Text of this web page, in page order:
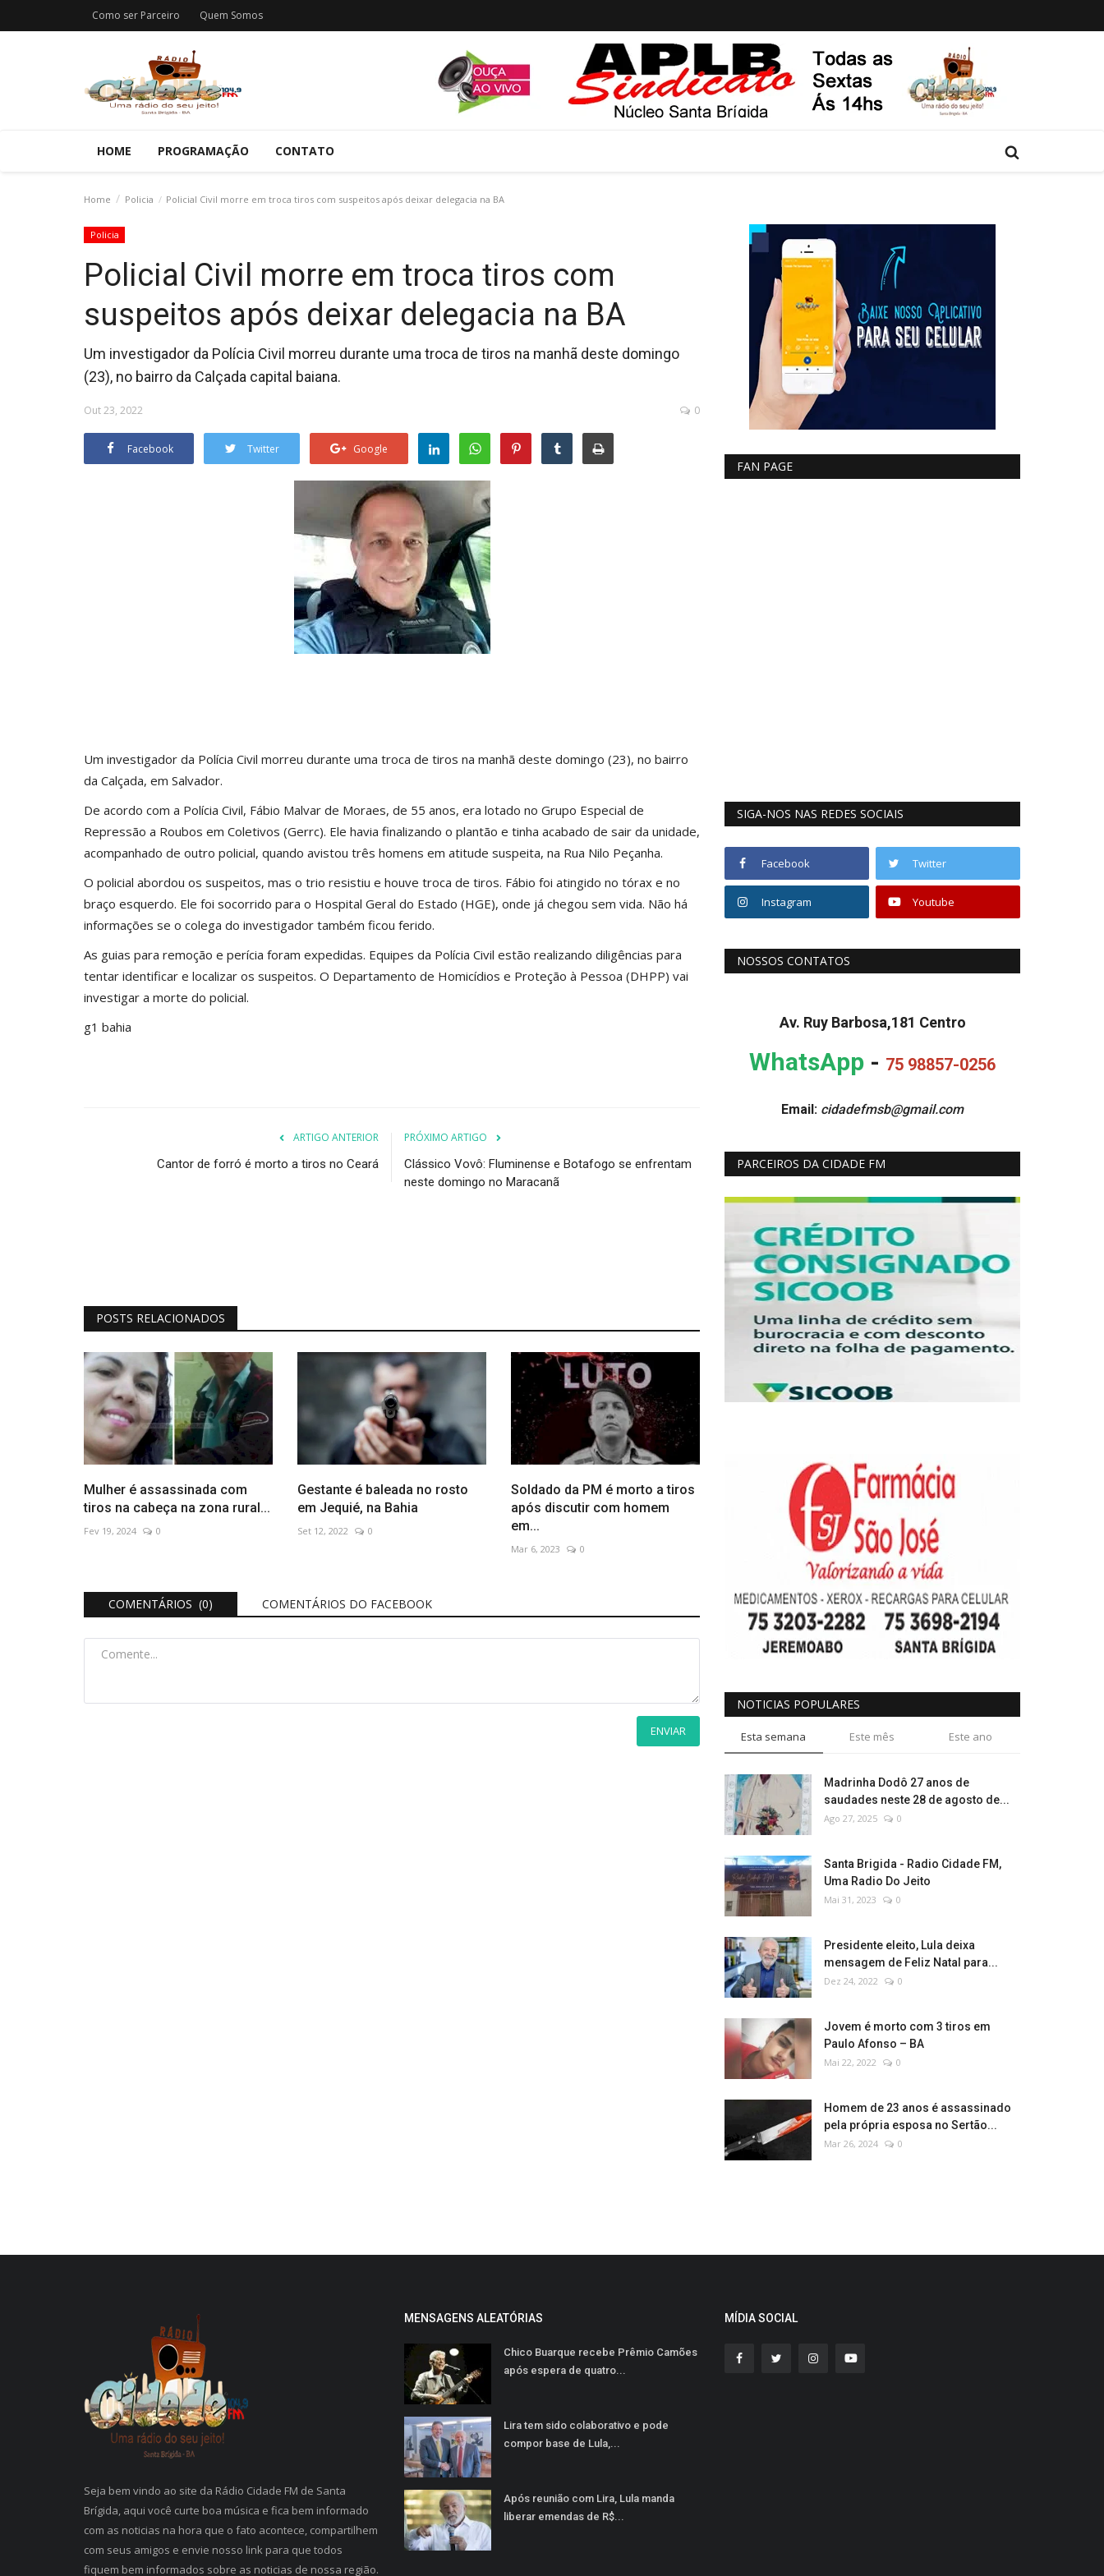
Como ser Parceiro Quem Somos
HOME PROGRAMAÇÃO CONTATO
Home Policia Policial Civil morre em troca tiros com suspeitos após deixar delegacia na BA
Policia
Policial Civil morre em troca tiros com
suspeitos após deixar delegacia na BA
Um investigador da Polícia Civil morreu durante uma troca de tiros na manhã deste domingo
(23), no bairro da Calçada capital baiana.
Out 23, 2022 0
Facebook Twitter Google
Um investigador da Polícia Civil morreu durante uma troca de tiros na manhã deste domingo (23), no bairro
da Calçada, em Salvador.
De acordo com a Polícia Civil, Fábio Malvar de Moraes, de 55 anos, era lotado no Grupo Especial de
Repressão a Roubos em Coletivos (Gerrc). Ele havia finalizando o plantão e tinha acabado de sair da unidade,
acompanhado de outro policial, quando avistou três homens em atitude suspeita, na Rua Nilo Peçanha.
O policial abordou os suspeitos, mas o trio resistiu e houve troca de tiros. Fábio foi atingido no tórax e no
braço esquerdo. Ele foi socorrido para o Hospital Geral do Estado (HGE), onde já chegou sem vida. Não há
informações se o colega do investigador também ficou ferido.
As guias para remoção e perícia foram expedidas. Equipes da Polícia Civil estão realizando diligências para
tentar identificar e localizar os suspeitos. O Departamento de Homicídios e Proteção à Pessoa (DHPP) vai
investigar a morte do policial.
g1 bahia
ARTIGO ANTERIOR
Cantor de forró é morto a tiros no Ceará
PRÓXIMO ARTIGO
Clássico Vovô: Fluminense e Botafogo se enfrentam
neste domingo no Maracanã
POSTS RELACIONADOS
Mulher é assassinada com
tiros na cabeça na zona rural...
Fev 19, 2024 0
Gestante é baleada no rosto
em Jequié, na Bahia
Set 12, 2022 0
Soldado da PM é morto a tiros
após discutir com homem
em...
Mar 6, 2023 0
COMENTÁRIOS (0) COMENTÁRIOS DO FACEBOOK
ENVIAR
FAN PAGE
SIGA-NOS NAS REDES SOCIAIS
Facebook Twitter
Instagram Youtube
NOSSOS CONTATOS
Av. Ruy Barbosa,181 Centro
WhatsApp - 75 98857-0256
Email: cidadefmsb@gmail.com
PARCEIROS DA CIDADE FM
NOTICIAS POPULARES
Esta semana Este mês Este ano
Madrinha Dodô 27 anos de
saudades neste 28 de agosto de...
Ago 27, 2025 0
Santa Brigida - Radio Cidade FM,
Uma Radio Do Jeito
Mai 31, 2023 0
Presidente eleito, Lula deixa
mensagem de Feliz Natal para...
Dez 24, 2022 0
Jovem é morto com 3 tiros em
Paulo Afonso – BA
Mai 22, 2022 0
Homem de 23 anos é assassinado
pela própria esposa no Sertão...
Mar 26, 2024 0
Seja bem vindo ao site da Rádio Cidade FM de Santa
Brígida, aqui você curte boa música e fica bem informado
com as noticias na hora que o fato acontece, compartilhem
com seus amigos e envie nosso link para que todos
fiquem bem informados sobre as noticias de nossa região.
MENSAGENS ALEATÓRIAS
Chico Buarque recebe Prêmio Camões
após espera de quatro...
Lira tem sido colaborativo e pode
compor base de Lula,...
Após reunião com Lira, Lula manda
liberar emendas de R$...
MÍDIA SOCIAL